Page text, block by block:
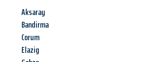
Aksaray
Bandirma
Corum
Elazig